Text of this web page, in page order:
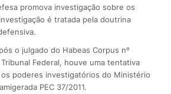
promova investigação sobre os
é tratada pela doutrina
o julgado do Habeas Corpus nº
Federal, houve uma tentativa
poderes investigatórios do Ministério
PEC 37/2011.